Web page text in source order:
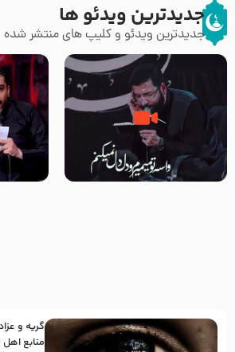
جدیدترین ویدئو ها
جدیدترین ویدئو و کلیپ های منتشر شده
مصداق کربلا – حاج حسین سیب
شور ،
گریه و
منابع